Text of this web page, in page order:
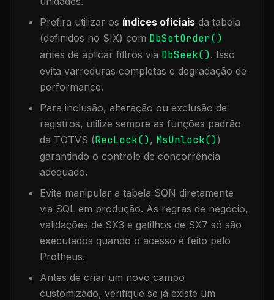
Prefira utilizar os índices oficiais da tabela
(definidos no SIX) com DbSetOrder()
antes de aplicar filtros via DbSeek(). Isso
evita varreduras completas e degradação de
performance.
Para inclusão, alteração ou exclusão de
registros, utilize sempre as funções padrão
da TOTVS (RecLock(), MsUnlock())
garantindo o controle de concorrência
adequado.
Evite manipular a tabela SQN diretamente
via SQL em produção. As regras de negócio,
validações de SX3 e gatilhos de SX7 só são
executados quando o acesso é feito pelo
Protheus.
Antes de criar um novo campo
customizado, verifique se já existe um